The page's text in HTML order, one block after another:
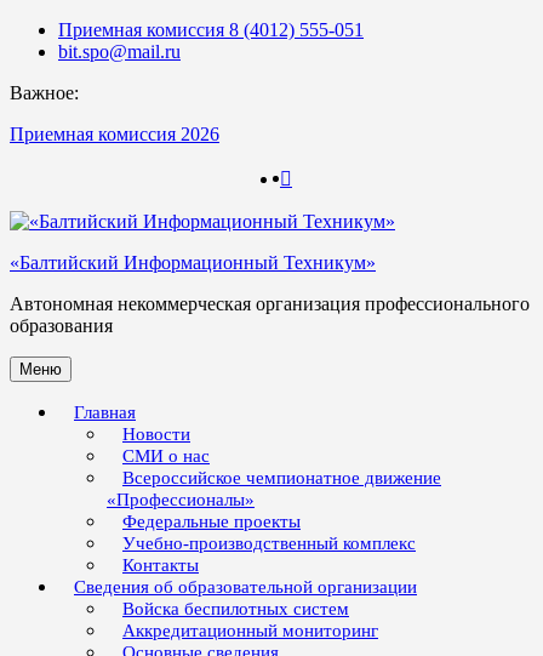
Skip
Приемная комиссия 8 (4012) 555-051
bit.spo@mail.ru
Важное:
Приемная комиссия 2026
«Балтийский Информационный Техникум»
Автономная некоммерческая организация профессионального
образования
Меню
Главная
Новости
СМИ о нас
Всероссийское чемпионатное движение
«Профессионалы»
Федеральные проекты
Учебно-производственный комплекс
Контакты
Сведения об образовательной организации
Войска беспилотных систем
Аккредитационный мониторинг